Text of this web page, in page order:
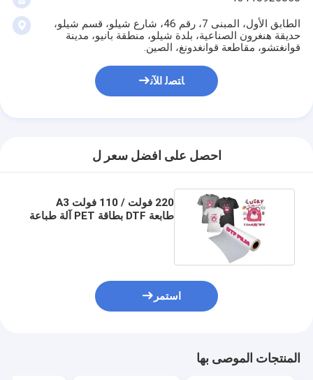
الطابق الأول، المبنى 7، رقم 46، شارع شيلو، قسم شيلو،
حديقة هنغرون الصناعية، بلدة شيلو، منطقة بانيو، مدينة
قوانغتشو، مقاطعة قوانغدونغ، الصين.
ﺎﺘﺼﻟ ﺍﻶﻧ
احصل على افضل سعر ل
220 فولت / 110 فولت A3
طابعة DTF بطاقة PET آلة طباعة
استمر
المنتجات الموصى بها